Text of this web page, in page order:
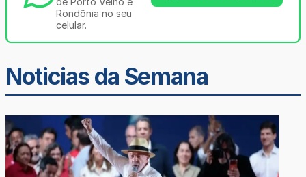
Rondônia no seu
celular.
Noticias da Semana